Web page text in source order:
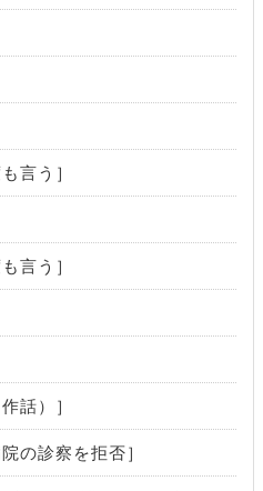
言う］
言う］
話）］
の診察を拒否］